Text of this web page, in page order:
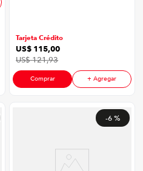
Tarjeta Crédito
US$ 115,00
US$121,93
Comprar + Agregar
-6 %